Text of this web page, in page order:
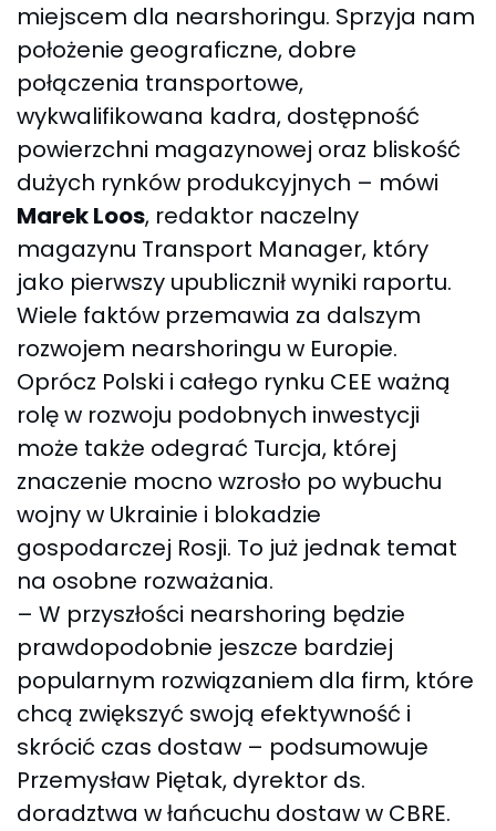
miejscem dla nearshoringu. Sprzyja nam
położenie geograficzne, dobre
połączenia transportowe,
wykwalifikowana kadra, dostępność
powierzchni magazynowej oraz bliskość
dużych rynków produkcyjnych – mówi
Marek Loos, redaktor naczelny
magazynu Transport Manager, który
jako pierwszy upublicznił wyniki raportu.
Wiele faktów przemawia za dalszym
rozwojem nearshoringu w Europie.
Oprócz Polski i całego rynku CEE ważną
rolę w rozwoju podobnych inwestycji
może także odegrać Turcja, której
znaczenie mocno wzrosło po wybuchu
wojny w Ukrainie i blokadzie
gospodarczej Rosji. To już jednak temat
na osobne rozważania.
– W przyszłości nearshoring będzie
prawdopodobnie jeszcze bardziej
popularnym rozwiązaniem dla firm, które
chcą zwiększyć swoją efektywność i
skrócić czas dostaw – podsumowuje
Przemysław Piętak, dyrektor ds.
doradztwa w łańcuchu dostaw w CBRE.